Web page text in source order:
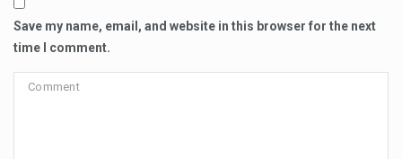
Save my name, email, and website in this browser for the next
time I comment.